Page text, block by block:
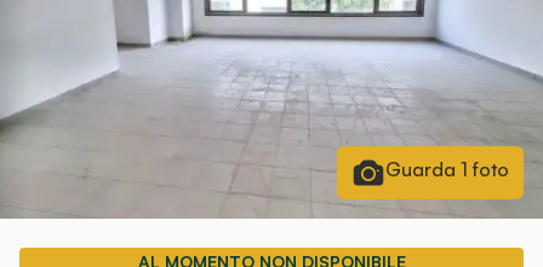
Guarda 1 foto
AL MOMENTO NON DISPONIBILE